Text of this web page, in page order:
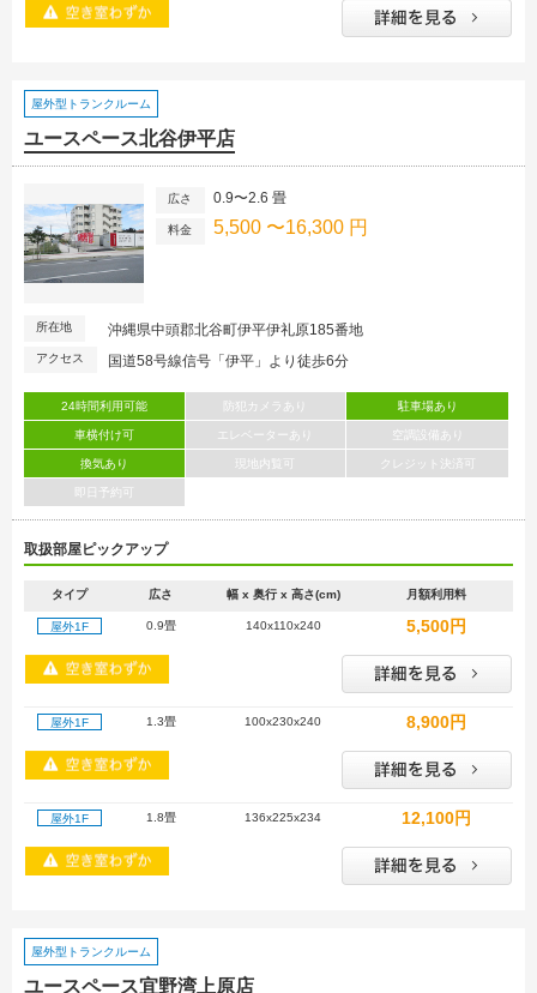
屋外型トランクルーム
ユースペース北谷伊平店
広さ 0.9〜2.6 畳
料金 5,500 〜16,300 円
所在地 沖縄県中頭郡北谷町伊平伊礼原185番地
アクセス 国道58号線信号「伊平」より徒歩6分
24時間利用可能 防犯カメラあり 駐車場あり
車横付け可 エレベーターあり 空調設備あり
換気あり 現地内覧可 クレジット決済可
即日予約可
取扱部屋ピックアップ
タイプ 広さ 幅 x 奥行 x 高さ(cm) 月額利用料
屋外1F 0.9畳 140x110x240 5,500円
屋外1F 1.3畳 100x230x240 8,900円
屋外1F 1.8畳 136x225x234 12,100円
屋外型トランクルーム
ユースペース宜野湾上原店